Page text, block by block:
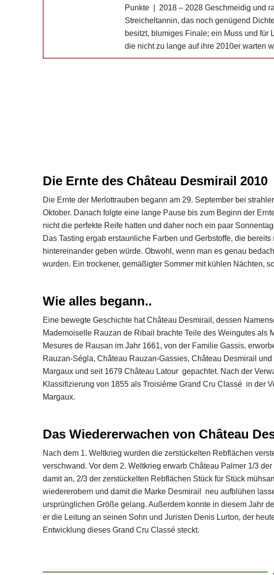
Punkte | 2018 – 2028 Geschmeidig und
Streicheltannin, das noch genügend
besitzt, blumiges Finale; ein Muss und für
die nicht zu lange auf ihre 2010er warten
Die Ernte des Château Desmirail 2010
Die Ernte der Merlottrauben begann am 29. September bei
Oktober. Danach folgte eine lange Pause bis zum Beginn der
nicht die perfekte Reife hatten und daher noch ein paar
Das Tasting ergab erstaunliche Farben und Gerbstoffe, die
hintereinander geben würde. Obwohl, wenn man es genau
wurden. Ein trockener, gemäßigter Sommer mit kühlen Nächten,
Wie alles begann..
Eine bewegte Geschichte hat Château Desmirail, dessen
Mademoiselle Rauzan de Ribail brachte Teile des Weingutes als
Mesures de Rausan im Jahr 1661, von der Familie Gassis,
Rauzan-Ségla, Château Rauzan-Gassies, Château Desmirail
Margaux und seit 1679 Château Latour gepachtet. Nach der
Klassifizierung von 1855 als Troisième Grand Cru Classé in der
Margaux.
Das Wiedererwachen von Château
Nach dem 1. Weltkrieg wurden die zerstückelten Rebflächen
verschwand. Vor dem 2. Weltkrieg erwarb Château Palmer 1/3
damit an, 2/3 der zerstückelten Rebflächen Stück für Stück
wiedererobern und damit die Marke Desmirail neu aufblühen
ursprünglichen Größe gelang. Außerdem konnte in diesem Jahr
er die Leitung an seinen Sohn und Juristen Denis Lurton, der
Entwicklung dieses Grand Cru Classé steckt.